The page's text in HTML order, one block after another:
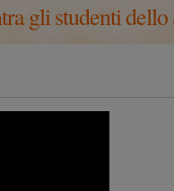
gli studenti